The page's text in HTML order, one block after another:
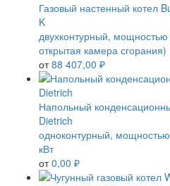
Газовый настенный котел
K
двухконтурный,
открытая камера сгорания)
от 88 407,00 ₽
Напольный
Dietrich
одноконтурный,
кВт
от 0,00 ₽